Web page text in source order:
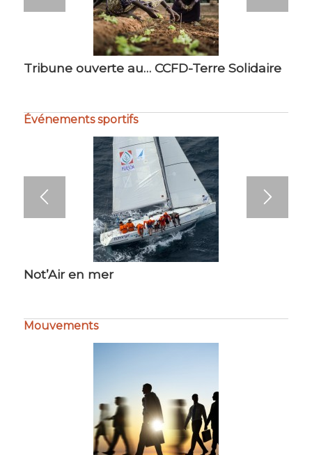
Tribune ouverte au… CCFD-Terre Solidaire
Événements sportifs
Not’Air en mer
Mouvements